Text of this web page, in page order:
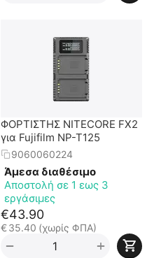
ΦΟΡΤΙΣΤΗΣ NITECORE FX2
για Fujifilm NP-T125
9060060224
Άμεσα διαθέσιμο
Αποστολή σε 1 εως 3
εργάσιμες
€43.90
€35.40 (χωρίς ΦΠΑ)
+
−